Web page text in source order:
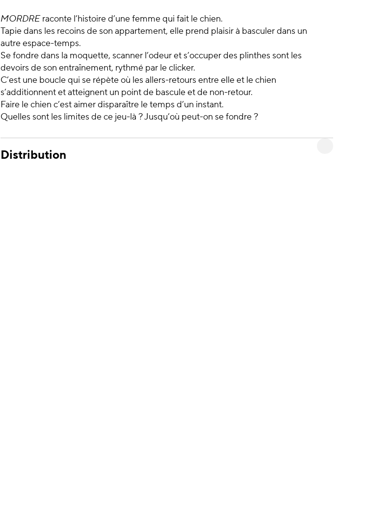
MORDREraconte l’histoire d’une femme qui fait le chien.
Tapie dans les recoins de son appartement, elle prend plaisir à basculer dans un
autre espace-temps.
Se fondre dans la moquette, scanner l’odeur et s’occuper des plinthes sont les
devoirs de son entraînement, rythmé par le clicker.
C’est une boucle qui se répète où les allers-retours entre elle et le chien
s’additionnent et atteignent un point de bascule et de non-retour.
Faire le chien c’est aimer disparaître le temps d’un instant.
Quelles sont les limites de ce jeu-là ? Jusqu’où peut-on se fondre ?
Distribution